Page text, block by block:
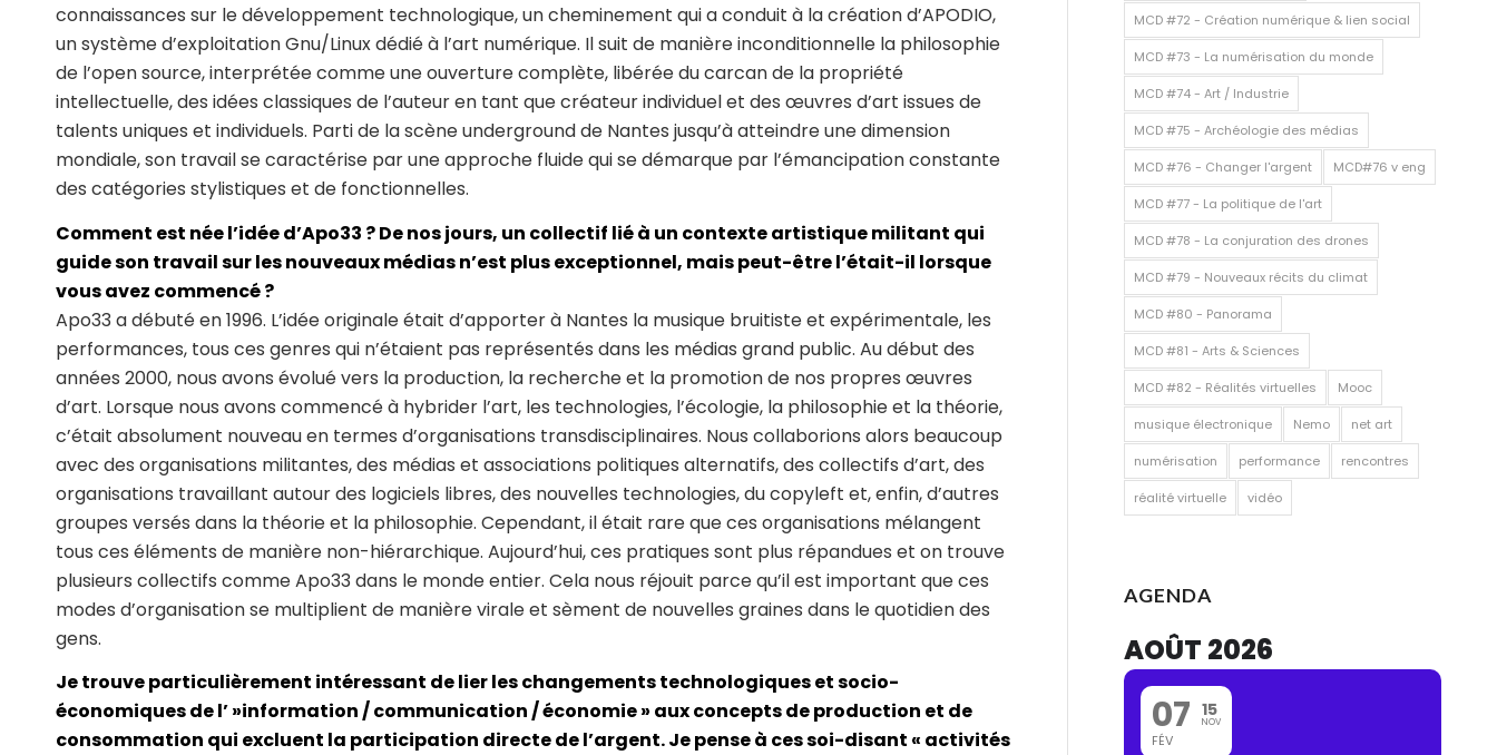
connaissances sur le développement technologique, un cheminement qui a conduit à la création d’APODIO,
un système d’exploitation Gnu/Linux dédié à l’art numérique. Il suit de manière inconditionnelle la philosophie
de l’open source, interprétée comme une ouverture complète, libérée du carcan de la propriété
intellectuelle, des idées classiques de l’auteur en tant que créateur individuel et des œuvres d’art issues de
talents uniques et individuels. Parti de la scène underground de Nantes jusqu’à atteindre une dimension
mondiale, son travail se caractérise par une approche fluide qui se démarque par l’émancipation constante
des catégories stylistiques et de fonctionnelles.
Comment est née l’idée d’Apo33 ? De nos jours, un collectif lié à un contexte artistique militant qui
guide son travail sur les nouveaux médias n’est plus exceptionnel, mais peut-être l’était-il lorsque
vous avez commencé ?
Apo33 a débuté en 1996. L’idée originale était d’apporter à Nantes la musique bruitiste et expérimentale, les
performances, tous ces genres qui n’étaient pas représentés dans les médias grand public. Au début des
années 2000, nous avons évolué vers la production, la recherche et la promotion de nos propres œuvres
d’art. Lorsque nous avons commencé à hybrider l’art, les technologies, l’écologie, la philosophie et la théorie,
c’était absolument nouveau en termes d’organisations transdisciplinaires. Nous collaborions alors beaucoup
avec des organisations militantes, des médias et associations politiques alternatifs, des collectifs d’art, des
organisations travaillant autour des logiciels libres, des nouvelles technologies, du copyleft et, enfin, d’autres
groupes versés dans la théorie et la philosophie. Cependant, il était rare que ces organisations mélangent
tous ces éléments de manière non-hiérarchique. Aujourd’hui, ces pratiques sont plus répandues et on trouve
plusieurs collectifs comme Apo33 dans le monde entier. Cela nous réjouit parce qu’il est important que ces
modes d’organisation se multiplient de manière virale et sèment de nouvelles graines dans le quotidien des
gens.
Je trouve particulièrement intéressant de lier les changements technologiques et socio-
économiques de l’ »information / communication / économie » aux concepts de production et de
consommation qui excluent la participation directe de l’argent. Je pense à ces soi-disant « activités
MCD #72 - Création numérique & lien social
MCD #73 - La numérisation du monde
MCD #74 - Art / Industrie
MCD #75 - Archéologie des médias
MCD #76 - Changer l'argent MCD#76 v eng
MCD #77 - La politique de l'art
MCD #78 - La conjuration des drones
MCD #79 - Nouveaux récits du climat
MCD #80 - Panorama
MCD #81 - Arts & Sciences
MCD #82 - Réalités virtuelles Mooc
musique électronique Nemo net art
numérisation performance rencontres
réalité virtuelle vidéo
AGENDA
AOÛT 2026
07
FÉV
15
NOV